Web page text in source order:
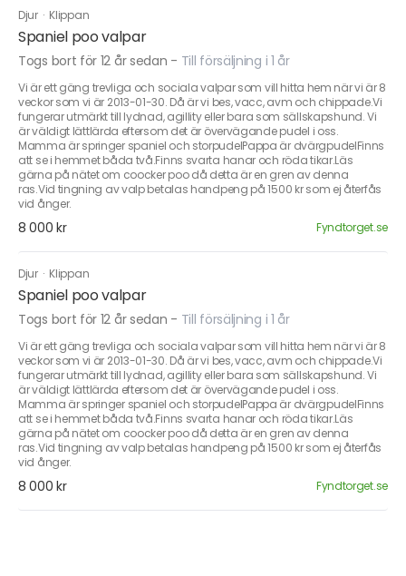
Djur · Klippan
Spaniel poo valpar
Togs bort för 12 år sedan - Till försäljning i 1 år
Vi är ett gäng trevliga och sociala valpar som vill hitta hem när vi är 8
veckor som vi är 2013-01-30. Då är vi bes, vacc, avm och chippade.Vi
fungerar utmärkt till lydnad, agillity eller bara som sällskapshund. Vi
är väldigt lättlärda eftersom det är övervägande pudel i oss.
Mamma är springer spaniel och storpudelPappa är dvärgpudelFinns
att se i hemmet båda två.Finns svarta hanar och röda tikar.Läs
gärna på nätet om coocker poo då detta är en gren av denna
ras.Vid tingning av valp betalas handpeng på 1500 kr som ej återfås
vid ånger.
8 000 kr Fyndtorget.se
Djur · Klippan
Spaniel poo valpar
Togs bort för 12 år sedan - Till försäljning i 1 år
Vi är ett gäng trevliga och sociala valpar som vill hitta hem när vi är 8
veckor som vi är 2013-01-30. Då är vi bes, vacc, avm och chippade.Vi
fungerar utmärkt till lydnad, agillity eller bara som sällskapshund. Vi
är väldigt lättlärda eftersom det är övervägande pudel i oss.
Mamma är springer spaniel och storpudelPappa är dvärgpudelFinns
att se i hemmet båda två.Finns svarta hanar och röda tikar.Läs
gärna på nätet om coocker poo då detta är en gren av denna
ras.Vid tingning av valp betalas handpeng på 1500 kr som ej återfås
vid ånger.
8 000 kr Fyndtorget.se